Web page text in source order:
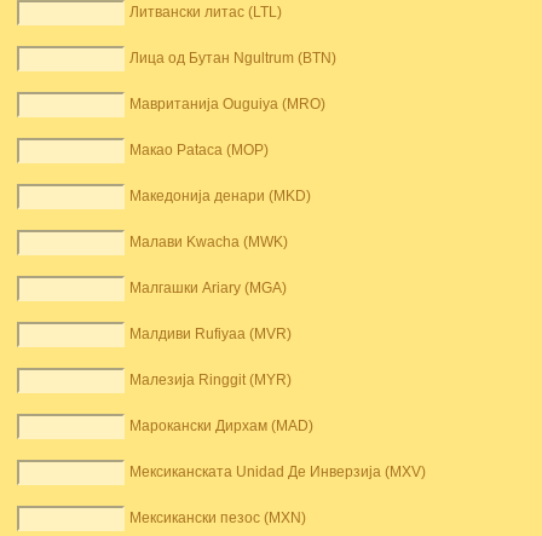
Литвански литас (LTL)
Лица од Бутан Ngultrum (BTN)
Мавританија Ouguiya (MRO)
Макао Pataca (MOP)
Македонија денари (MKD)
Малави Kwacha (MWK)
Малгашки Ariary (MGA)
Малдиви Rufiyaa (MVR)
Малезија Ringgit (MYR)
Марокански Дирхам (MAD)
Мексиканската Unidad Де Инверзија (MXV)
Мексикански пезос (MXN)